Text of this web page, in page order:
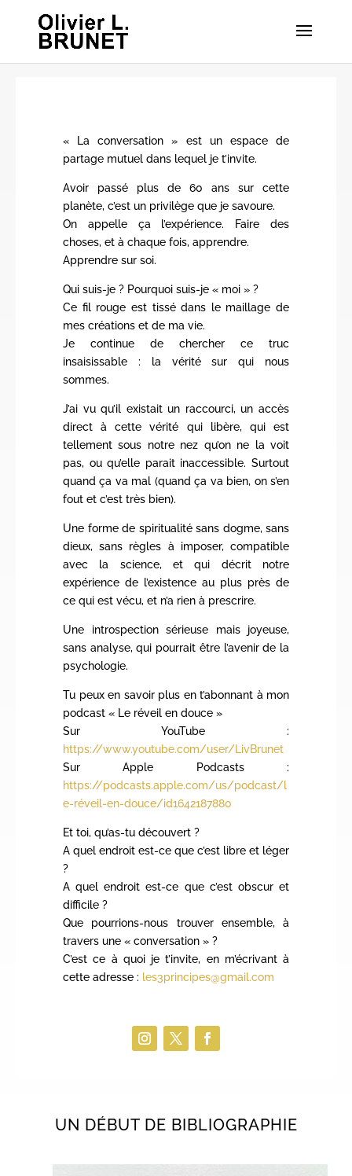
« La conversation » est un espace de
partage mutuel dans lequel je t’invite.
Avoir passé plus de 60 ans sur cette
planète, c’est un privilège que je savoure.
On appelle ça l’expérience. Faire des
choses, et à chaque fois, apprendre.
Apprendre sur soi.
Qui suis-je ? Pourquoi suis-je « moi » ?
Ce fil rouge est tissé dans le maillage de
mes créations et de ma vie.
Je continue de chercher ce truc
insaisissable : la vérité sur qui nous
sommes.
J’ai vu qu’il existait un raccourci, un accès
direct à cette vérité qui libère, qui est
tellement sous notre nez qu’on ne la voit
pas, ou qu’elle parait inaccessible. Surtout
quand ça va mal (quand ça va bien, on s’en
fout et c’est très bien).
Une forme de spiritualité sans dogme, sans
dieux, sans règles à imposer, compatible
avec la science, et qui décrit notre
expérience de l’existence au plus près de
ce qui est vécu, et n’a rien à prescrire.
Une introspection sérieuse mais joyeuse,
sans analyse, qui pourrait être l’avenir de la
psychologie.
Tu peux en savoir plus en t’abonnant à mon
podcast « Le réveil en douce »
Sur YouTube :
https://www.youtube.com/user/LivBrunet
Sur Apple Podcasts :
https://podcasts.apple.com/us/podcast/l
e-réveil-en-douce/id1642187880
Et toi, qu’as-tu découvert ?
A quel endroit est-ce que c’est libre et léger
?
A quel endroit est-ce que c’est obscur et
difficile ?
Que pourrions-nous trouver ensemble, à
travers une « conversation » ?
C’est ce à quoi je t’invite, en m’écrivant à
cette adresse : les3principes@gmail.com
UN DÉBUT DE BIBLIOGRAPHIE